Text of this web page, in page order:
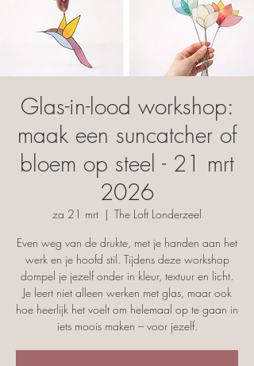
Glas-in-lood workshop:
maak een suncatcher of
bloem op steel - 21 mrt
2026
za 21 mrt
  |
The Loft Londerzeel
Even weg van de drukte, met je handen aan het
werk en je hoofd stil. Tijdens deze workshop
dompel je jezelf onder in kleur, textuur en licht.
Je leert niet alleen werken met glas, maar ook
hoe heerlijk het voelt om helemaal op te gaan in
iets moois maken – voor jezelf.